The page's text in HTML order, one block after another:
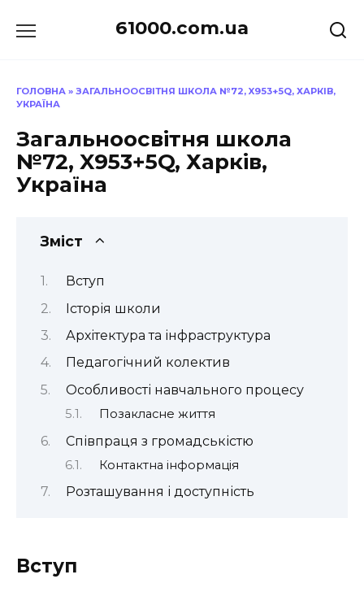
до
61000.com.ua
ГОЛОВНА » ЗАГАЛЬНООСВІТНЯ ШКОЛА №72, X953+5Q, ХАРКІВ,
УКРАЇНА
Загальноосвітня школа
№72, X953+5Q, Харків,
Україна
Зміст
Вступ
Історія школи
Архітектура та інфраструктура
Педагогічний колектив
Особливості навчального процесу
Позакласне життя
Співпраця з громадськістю
Контактна інформація
Розташування і доступність
Вступ